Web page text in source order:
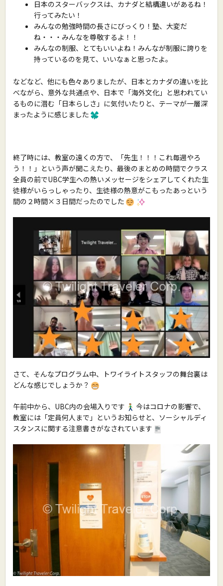
日本のスターバックスは、カナダと結構違いがあるね！
行ってみたい！
みんなの勉強時間の長さにびっくり！塾、大変だ
ね・・・みんなを尊敬するよ！！
みんなの制服、とてもいいよね！みんなが制服に誇りを
持っているのを見て、いいなぁと思ったよ。
などなど、他にも色々ありましたが、日本とカナダの違いを比
べながら、意外な共通点や、日本で「海外文化」と思われてい
るものに潜む「日本らしさ」に気付いたりと、テーマが一層深
まったように感じました
終了時には、教室の遠くの方で、「先生！！！これ毎週やろ
う！！」という声が聞こえたり、最後のまとめの時間でクラス
全員の前でUBC学生への熱いメッセージをシェアしてくれた生
徒様がいらっしゃったり、生徒様の熱意がこもったあっという
間の２時間×３日間だったのでした
さて、そんなプログラム中、トワイライトスタッフの舞台裏は
どんな感じでしょうか？
午前中から、UBC内の会場入りです
今はコロナの影響で、
教室には「定員何人まで」というお知らせと、ソーシャルディ
スタンスに関する注意書きがなされています